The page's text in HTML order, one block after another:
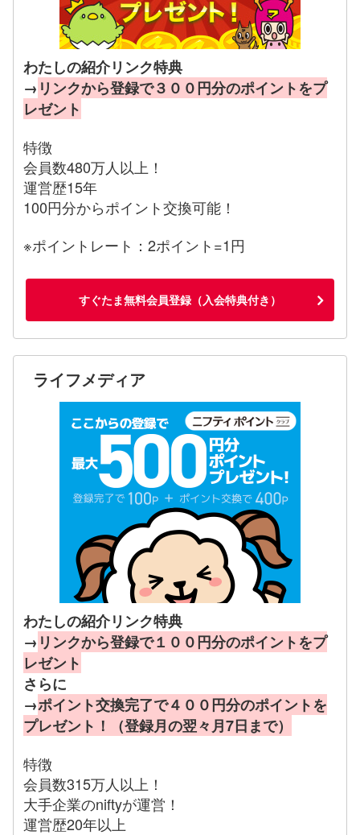
わたしの紹介リンク特典
→ リンクから登録で３００円分のポイントをプ
レゼント
特徴
会員数480万人以上！
運営歴15年
100円分からポイント交換可能！
※ポイントレート：2ポイント=1円
すぐたま無料会員登録（入会特典付き）
ライフメディア
わたしの紹介リンク特典
→ リンクから登録で１００円分のポイントをプ
レゼント
さらに
→ポイント交換完了で４００円分のポイントを
プレゼント！（登録月の翌々月7日まで）
特徴
会員数315万人以上！
大手企業のniftyが運営！
運営歴20年以上